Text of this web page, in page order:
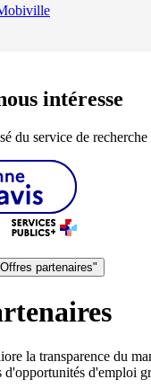
intéresse
du service de
partenaires"
la transparence du
d'emploi